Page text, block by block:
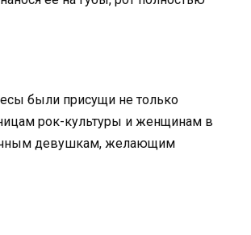
были присущи не только
рок-культуры и женщинам в
девушкам, желающим